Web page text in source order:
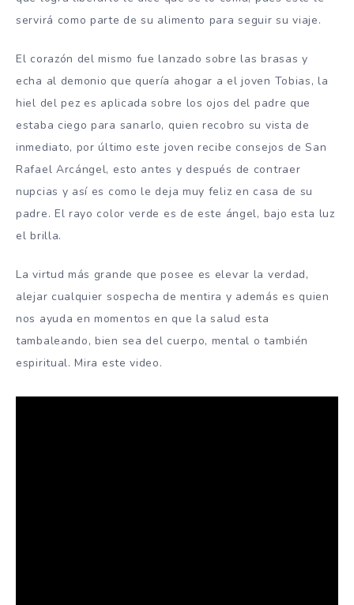
servirá como parte de su alimento para seguir su viaje.
El corazón del mismo fue lanzado sobre las brasas y
echa al demonio que quería ahogar a el joven Tobias, la
hiel del pez es aplicada sobre los ojos del padre que
estaba ciego para sanarlo, quien recobro su vista de
inmediato, por último este joven recibe consejos de San
Rafael Arcángel, esto antes y después de contraer
nupcias y así es como le deja muy feliz en casa de su
padre. El rayo color verde es de este ángel, bajo esta luz
el brilla.
La virtud más grande que posee es elevar la verdad,
alejar cualquier sospecha de mentira y además es quien
nos ayuda en momentos en que la salud esta
tambaleando, bien sea del cuerpo, mental o también
espiritual. Mira este video.